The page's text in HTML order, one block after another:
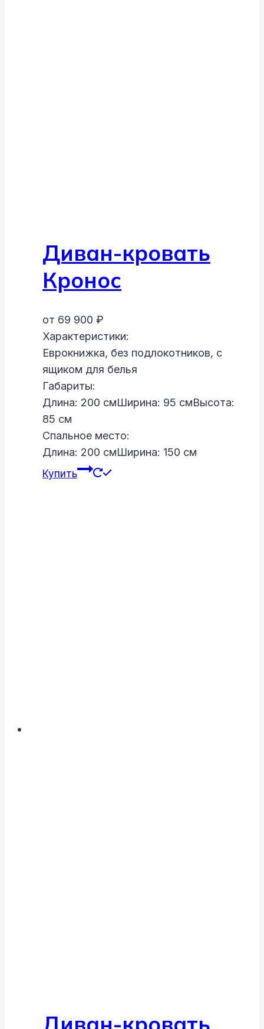
Диван-кровать
Кронос
от 69 900 ₽
Характеристики:
Еврокнижка, без подлокотников, с
ящиком для белья
Габариты:
Длина: 200 cмШирина: 95 cмВысота:
85 cм
Спальное место:
Длина: 200 cмШирина: 150 cм
Купить
Диван-кровать